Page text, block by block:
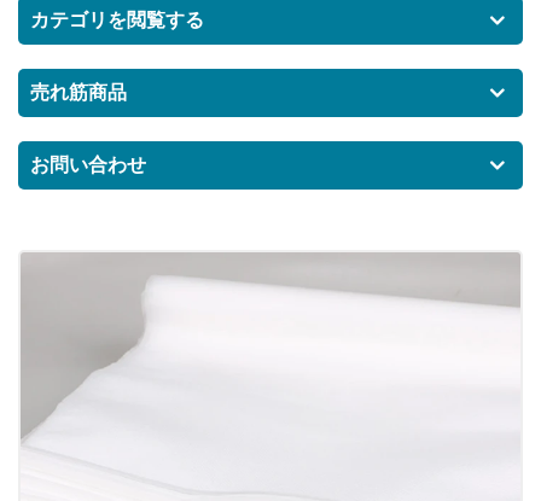
カテゴリを閲覧する
売れ筋商品
お問い合わせ